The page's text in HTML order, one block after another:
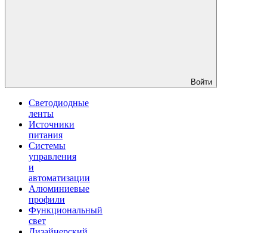
Войти
Светодиодные
ленты
Источники
питания
Системы
управления
и
автоматизации
Алюминиевые
профили
Функциональный
свет